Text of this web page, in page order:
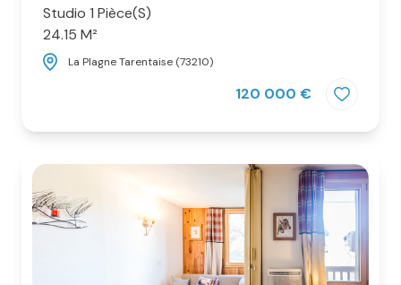
Studio 1 Pièce(s)
24.15 M²
La Plagne Tarentaise (73210)
120 000 €